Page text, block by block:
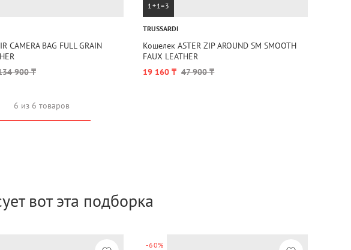
CAMERA BAG FULL GRAIN
900 ₸
1+1=3
TRUSSARDI
Кошелек ASTER ZIP AROUND SM SMOOTH
FAUX LEATHER
19 160 ₸ 47 900 ₸
6 из 6 товаров
вот эта подборка
-60%